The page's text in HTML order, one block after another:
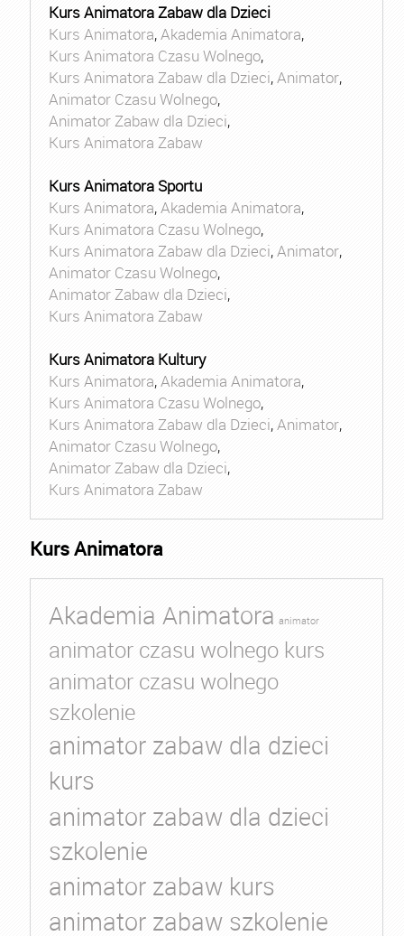
Kurs Animatora Zabaw dla Dzieci
Kurs Animatora,Akademia Animatora,
Kurs Animatora Czasu Wolnego,
Kurs Animatora Zabaw dla Dzieci,Animator,
Animator Czasu Wolnego,
Animator Zabaw dla Dzieci,
Kurs Animatora Zabaw
Kurs Animatora Sportu
Kurs Animatora,Akademia Animatora,
Kurs Animatora Czasu Wolnego,
Kurs Animatora Zabaw dla Dzieci,Animator,
Animator Czasu Wolnego,
Animator Zabaw dla Dzieci,
Kurs Animatora Zabaw
Kurs Animatora Kultury
Kurs Animatora,Akademia Animatora,
Kurs Animatora Czasu Wolnego,
Kurs Animatora Zabaw dla Dzieci,Animator,
Animator Czasu Wolnego,
Animator Zabaw dla Dzieci,
Kurs Animatora Zabaw
Kurs Animatora
Akademia Animatora animator
animator czasu wolnego kurs
animator czasu wolnego
szkolenie
animator zabaw dla dzieci
kurs
animator zabaw dla dzieci
szkolenie
animator zabaw kurs
animator zabaw szkolenie